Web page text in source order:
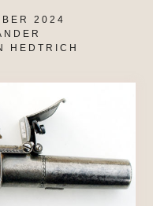
2024
HEDTRICH